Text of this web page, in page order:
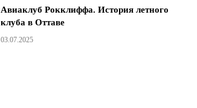
Авиаклуб Рокклиффа. История летного
клуба в Оттаве
03.07.2025